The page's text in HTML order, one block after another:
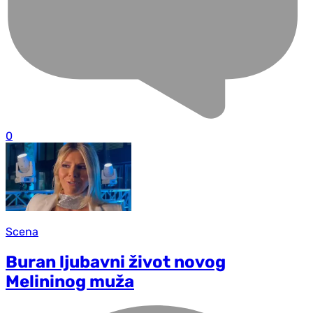
0
Scena
Buran ljubavni život novog
Melininog muža